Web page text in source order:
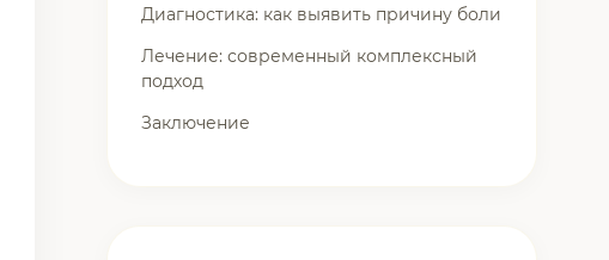
Диагностика: как выявить причину боли
Лечение: современный комплексный
подход
Заключение